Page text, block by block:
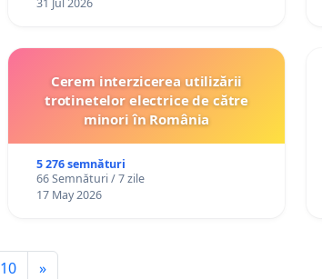
Cerem interzicerea utilizării
trotinetelor electrice de către
minori în România
5 276 semnături
66 Semnături / 7 zile
17 May 2026
10 »